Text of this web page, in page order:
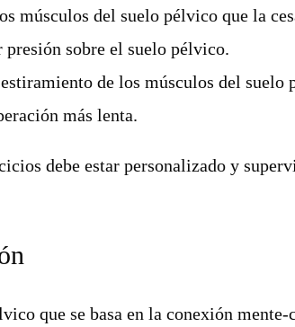
músculos del suelo pélvico que la
presión sobre el suelo pélvico.
de los músculos del suelo
más lenta.
debe estar personalizado y
que se basa en la conexión